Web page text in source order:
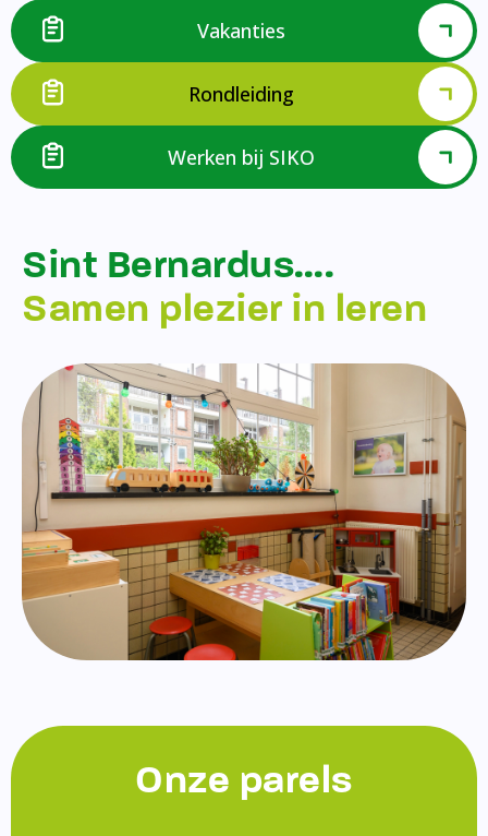
Vakanties
Rondleiding
Werken bij SIKO
Sint Bernardus….
Samen plezier in leren
Onze parels